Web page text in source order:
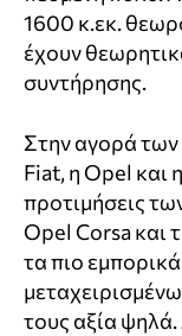
1600 κ.εκ.
έχουν
συντήρησης.
Στην αγορά των
Fiat, η Opel και
προτιμήσεις
Opel Corsa και
τα πιο
τους αξία